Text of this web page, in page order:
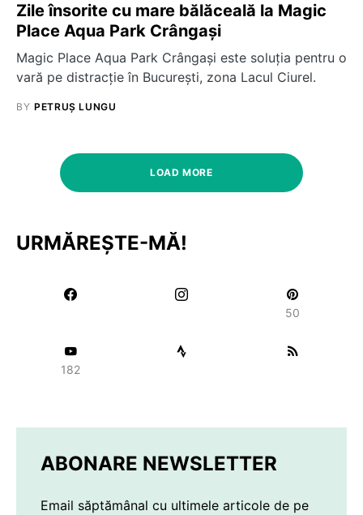
Zile însorite cu mare bălăceală la Magic
Place Aqua Park Crângași
Magic Place Aqua Park Crângași este soluția pentru o
vară pe distracție în București, zona Lacul Ciurel.
BY PETRUȘ LUNGU
LOAD MORE
URMĂREȘTE-MĂ!
50
182
ABONARE NEWSLETTER
Email săptămânal cu ultimele articole de pe